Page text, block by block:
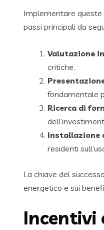
Implementare queste
passi principali da
Valutazione
critiche.
fondamentale
Ricerca di
Installazione
residenti
La chiave del
energetico e sui
Incentivi